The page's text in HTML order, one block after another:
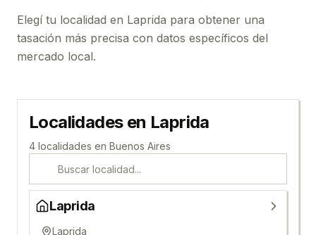
Elegí tu localidad en Laprida para obtener una
tasación más precisa con datos específicos del
mercado local.
Localidades en Laprida
4 localidades en Buenos Aires
Laprida
Laprida